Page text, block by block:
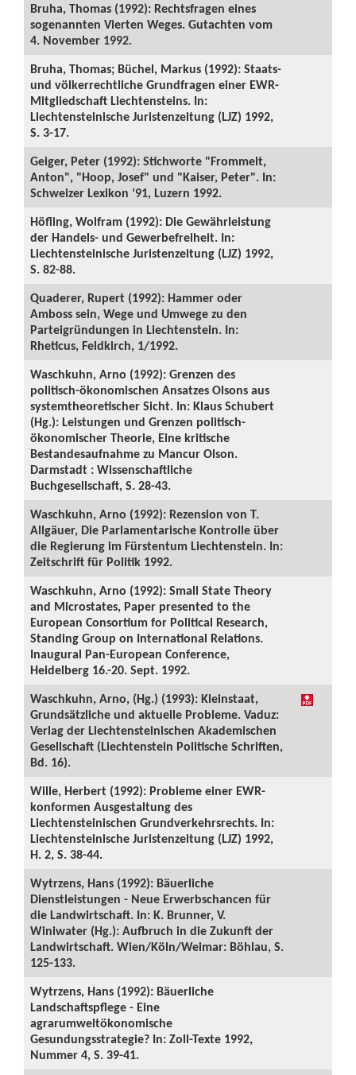
Bruha, Thomas (1992): Rechtsfragen eines
sogenannten Vierten Weges. Gutachten vom
4. November 1992.
Bruha, Thomas; Büchel, Markus (1992): Staats-
und völkerrechtliche Grundfragen einer EWR-
Mitgliedschaft Liechtensteins. In:
Liechtensteinische Juristenzeitung (LJZ) 1992,
S. 3-17.
Geiger, Peter (1992): Stichworte "Frommelt,
Anton", "Hoop, Josef" und "Kaiser, Peter". In:
Schweizer Lexikon ‘91, Luzern 1992.
Höfling, Wolfram (1992): Die Gewährleistung
der Handels- und Gewerbefreiheit. In:
Liechtensteinische Juristenzeitung (LJZ) 1992,
S. 82-88.
Quaderer, Rupert (1992): Hammer oder
Amboss sein, Wege und Umwege zu den
Parteigründungen in Liechtenstein. In:
Rheticus, Feldkirch, 1/1992.
Waschkuhn, Arno (1992): Grenzen des
politisch-ökonomischen Ansatzes Olsons aus
systemtheoretischer Sicht. In: Klaus Schubert
(Hg.): Leistungen und Grenzen politisch-
ökonomischer Theorie, Eine kritische
Bestandesaufnahme zu Mancur Olson.
Darmstadt : Wissenschaftliche
Buchgesellschaft, S. 28-43.
Waschkuhn, Arno (1992): Rezension von T.
Allgäuer, Die Parlamentarische Kontrolle über
die Regierung im Fürstentum Liechtenstein. In:
Zeitschrift für Politik 1992.
Waschkuhn, Arno (1992): Small State Theory
and Microstates, Paper presented to the
European Consortium for Political Research,
Standing Group on International Relations.
Inaugural Pan-European Conference,
Heidelberg 16.-20. Sept. 1992.
Waschkuhn, Arno, (Hg.) (1993): Kleinstaat,
Grundsätzliche und aktuelle Probleme. Vaduz:
Verlag der Liechtensteinischen Akademischen
Gesellschaft (Liechtenstein Politische Schriften,
Bd. 16).
Wille, Herbert (1992): Probleme einer EWR-
konformen Ausgestaltung des
Liechtensteinischen Grundverkehrsrechts. In:
Liechtensteinische Juristenzeitung (LJZ) 1992,
H. 2, S. 38-44.
Wytrzens, Hans (1992): Bäuerliche
Dienstleistungen - Neue Erwerbschancen für
die Landwirtschaft. In: K. Brunner, V.
Winiwater (Hg.): Aufbruch in die Zukunft der
Landwirtschaft. Wien/Köln/Weimar: Böhlau, S.
125-133.
Wytrzens, Hans (1992): Bäuerliche
Landschaftspflege - Eine
agrarumweltökonomische
Gesundungsstrategie? In: Zoll-Texte 1992,
Nummer 4, S. 39-41.